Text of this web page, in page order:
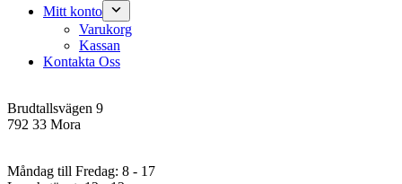
Mitt konto
Varukorg
Kassan
Kontakta Oss
Brudtallsvägen 9
792 33 Mora
Måndag till Fredag: 8 - 17